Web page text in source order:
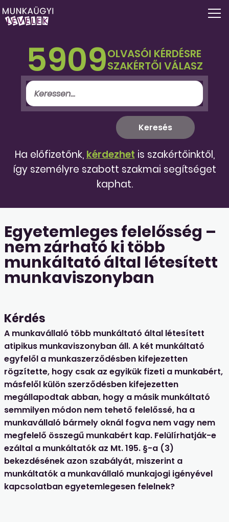
5909OLVASÓI KÉRDÉSRE
SZAKÉRTŐI VÁLASZ
Ha előfizetőnk, kérdezhet is szakértőinktől,
így személyre szabott szakmai segítséget
kaphat.
Egyetemleges felelősség –
nem zárható ki több
munkáltató által létesített
munkaviszonyban
Kérdés
A munkavállaló több munkáltató által létesített
atipikus munkaviszonyban áll. A két munkáltató
egyfelől a munkaszerződésben kifejezetten
rögzítette, hogy csak az egyikük fizeti a munkabért,
másfelől külön szerződésben kifejezetten
megállapodtak abban, hogy a másik munkáltató
semmilyen módon nem tehető felelőssé, ha a
munkavállaló bármely oknál fogva nem vagy nem
megfelelő összegű munkabért kap. Felülírhatják-e
ezáltal a munkáltatók az Mt. 195. §-a (3)
bekezdésének azon szabályát, miszerint a
munkáltatók a munkavállaló munkajogi igényével
kapcsolatban egyetemlegesen felelnek?